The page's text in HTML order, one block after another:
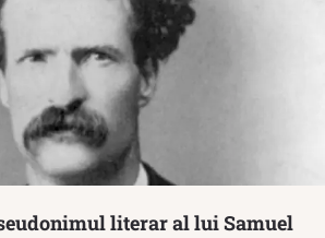
literar al lui Samuel